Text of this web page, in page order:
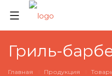
Гриль-
Главная Продукция